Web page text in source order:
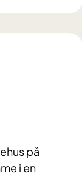
på
i en